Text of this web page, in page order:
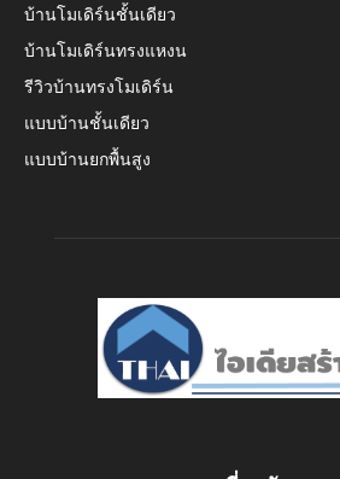
บ้านโมเดิร์นชั้นเดียว
บ้านโมเดิร์นทรงแหงน
รีวิวบ้านทรงโมเดิร์น
แบบบ้านชั้นเดียว
แบบบ้านยกพื้นสูง